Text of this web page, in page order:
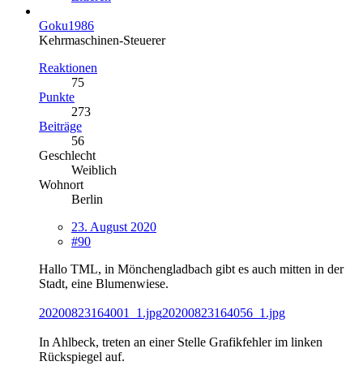
Goku1986
Kehrmaschinen-Steuerer
Reaktionen
75
Punkte
273
Beiträge
56
Geschlecht
Weiblich
Wohnort
Berlin
23. August 2020
#90
Hallo TML, in Mönchengladbach gibt es auch mitten in der
Stadt, eine Blumenwiese.
20200823164001_1.jpg20200823164056_1.jpg
In Ahlbeck, treten an einer Stelle Grafikfehler im linken
Rückspiegel auf.